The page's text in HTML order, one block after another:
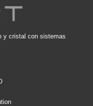
y cristal con sistemas